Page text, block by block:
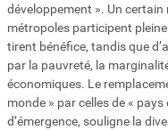
développement ». Un certain
métropoles participent
tirent bénéfice, tandis que
par la pauvreté, la
économiques. Le
monde » par celles de «
d’émergence, souligne la